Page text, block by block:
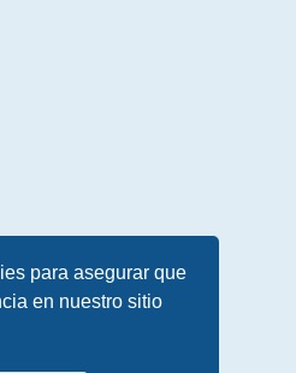
para asegurar que
en nuestro sitio